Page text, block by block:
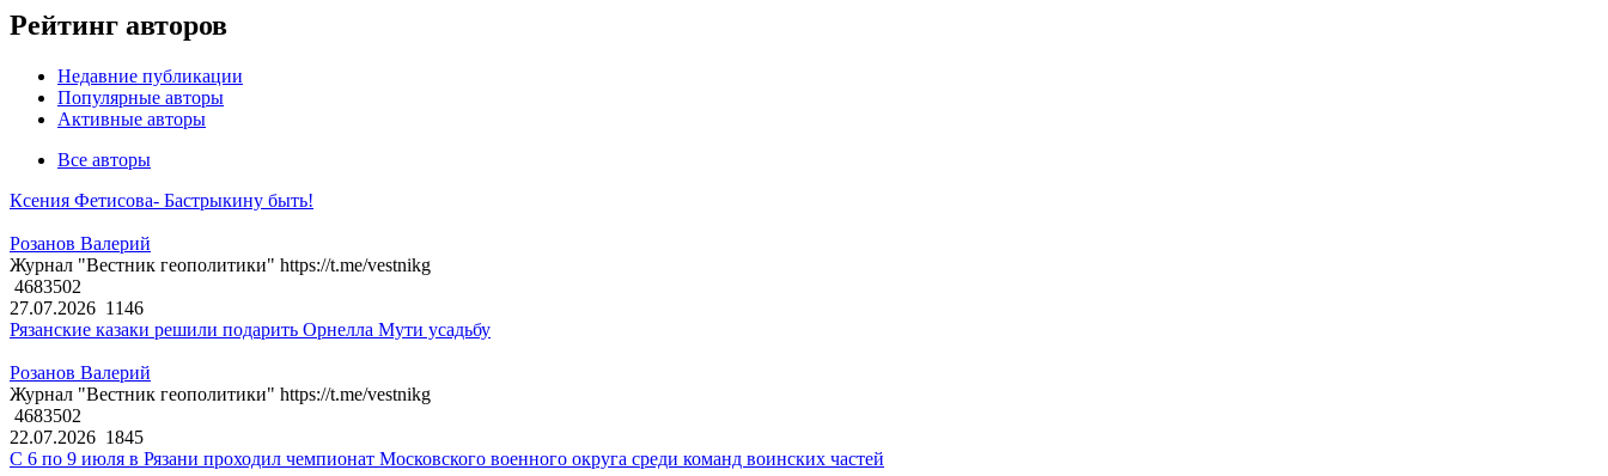
Рейтинг авторов
Недавние публикации
Популярные авторы
Активные авторы
Все авторы
Ксения Фетисова- Бастрыкину быть!
Розанов Валерий
Журнал "Вестник геополитики" https://t.me/vestnikg
4683502
27.07.2026 1146
Рязанские казаки решили подарить Орнелла Мути усадьбу
Розанов Валерий
Журнал "Вестник геополитики" https://t.me/vestnikg
4683502
22.07.2026 1845
С 6 по 9 июля в Рязани проходил чемпионат Московского военного округа среди команд воинских частей